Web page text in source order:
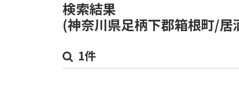
検索結果
(神奈川県足柄下郡箱根町/居
1件